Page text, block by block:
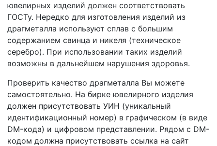
ювелирных изделий должен соответствовать
ГОСТу. Нередко для изготовления изделий из
драгметалла используют сплав с большим
содержанием свинца и никеля (техническое
серебро). При использовании таких изделий
возможны в дальнейшем нарушения здоровья.
Проверить качество драгметалла Вы можете
самостоятельно. На бирке ювелирного изделия
должен присутствовать УИН (уникальный
идентификационный номер) в графическом (в виде
DM-кода) и цифровом представлении. Рядом с DM-
кодом должна присутствовать ссылка на сайт